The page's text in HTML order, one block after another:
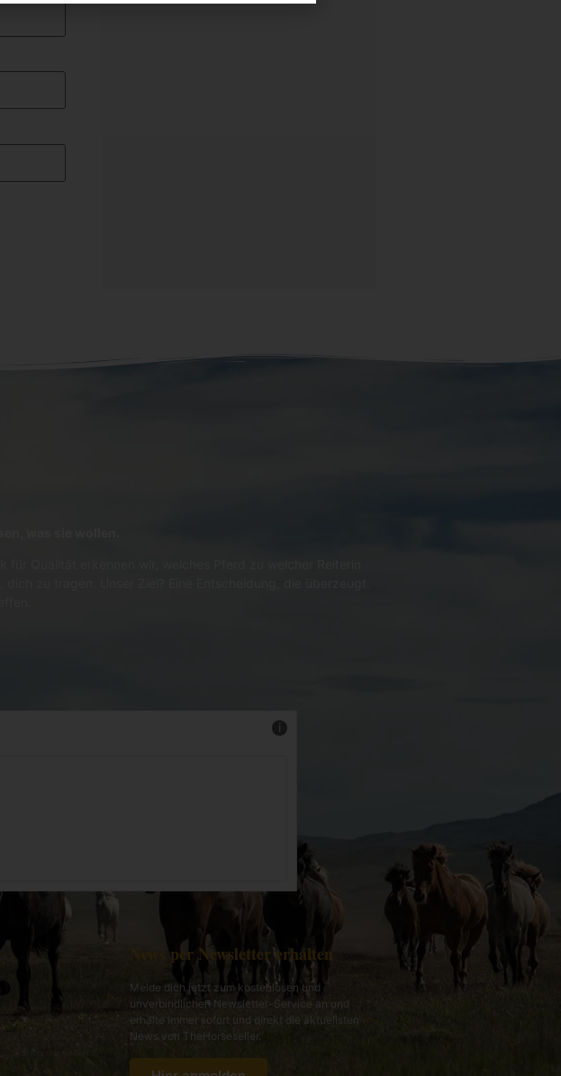
News per Newsletter erhalten
Melde dich jetzt zum kostenlosen und
unverbindlichen Newsletter-Service an und
erhalte immer sofort und direkt die aktuellsten
News von TheHorseseller.